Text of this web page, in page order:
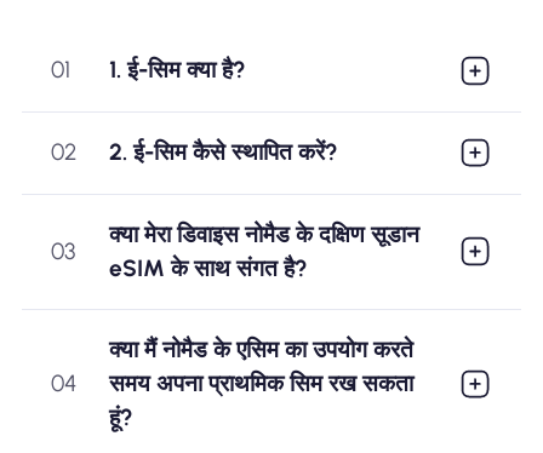
01 1. ई-सिम क्या है?
02 2. ई-सिम कैसे स्थापित करें?
03
क्या मेरा डिवाइस नोमैड के दक्षिण सूडान
eSIM के साथ संगत है?
04
क्या मैं नोमैड के एसिम का उपयोग करते
समय अपना प्राथमिक सिम रख सकता
हूं?